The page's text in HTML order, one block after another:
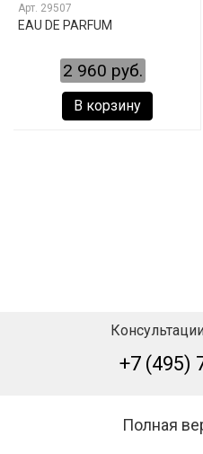
29507
EAU DE PARFUM
2 960 руб.
В корзину
+7 (495)
Полная